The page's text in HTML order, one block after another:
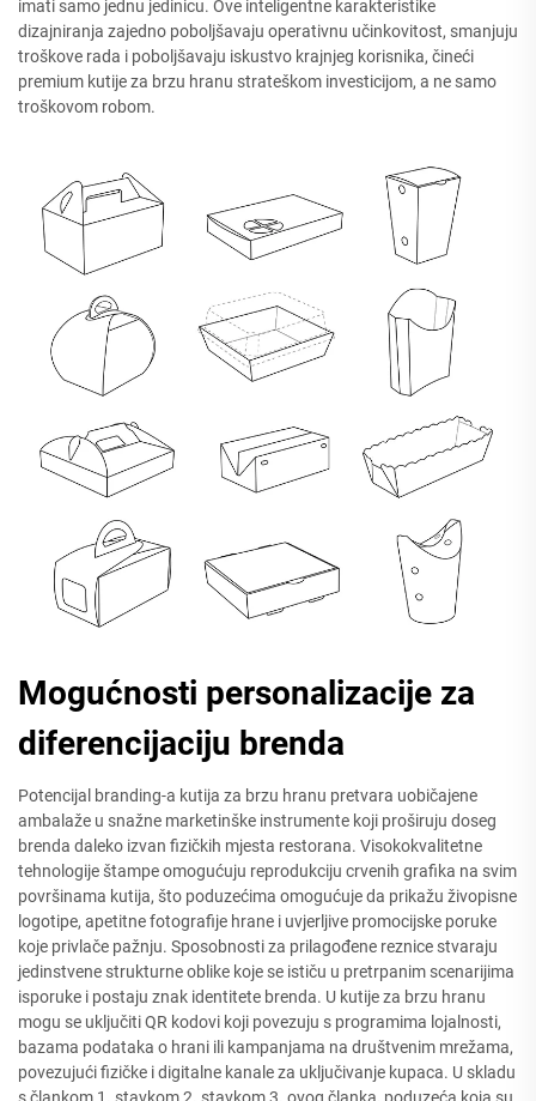
imati samo jednu jedinicu. Ove inteligentne karakteristike
dizajniranja zajedno poboljšavaju operativnu učinkovitost, smanjuju
troškove rada i poboljšavaju iskustvo krajnjeg korisnika, čineći
premium kutije za brzu hranu strateškom investicijom, a ne samo
troškovom robom.
Mogućnosti personalizacije za
diferencijaciju brenda
Potencijal branding-a kutija za brzu hranu pretvara uobičajene
ambalaže u snažne marketinške instrumente koji proširuju doseg
brenda daleko izvan fizičkih mjesta restorana. Visokokvalitetne
tehnologije štampe omogućuju reprodukciju crvenih grafika na svim
površinama kutija, što poduzećima omogućuje da prikažu živopisne
logotipe, apetitne fotografije hrane i uvjerljive promocijske poruke
koje privlače pažnju. Sposobnosti za prilagođene reznice stvaraju
jedinstvene strukturne oblike koje se ističu u pretrpanim scenarijima
isporuke i postaju znak identitete brenda. U kutije za brzu hranu
mogu se uključiti QR kodovi koji povezuju s programima lojalnosti,
bazama podataka o hrani ili kampanjama na društvenim mrežama,
povezujući fizičke i digitalne kanale za uključivanje kupaca. U skladu